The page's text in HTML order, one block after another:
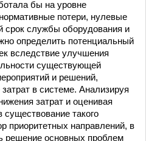
бы на уровне
потери, нулевые
срок службы оборудования и
определить потенциальный
вследствие улучшения
существующей
и решений,
в системе. Анализируя
затрат и оценивая
такого
приоритетных направлений, в
решение основных проблем